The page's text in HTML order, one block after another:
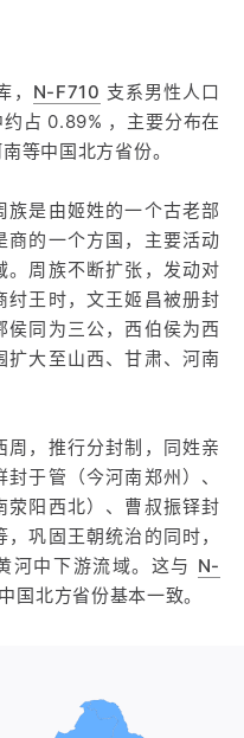
N-F710 支系男性人口
占 0.89% ，主要分布在
等中国北方省份。
族是由姬姓的一个古老部
商的一个方国，主要活动
。周族不断扩张，发动对
纣王时，文王姬昌被册封
侯同为三公，西伯侯为西
扩大至山西、甘肃、河南
周，推行分封制，同姓亲
于管（今河南郑州）、
荥阳西北）、曹叔振铎封
巩固王朝统治的同时，
河中下游流域。这与 N-
国北方省份基本一致。